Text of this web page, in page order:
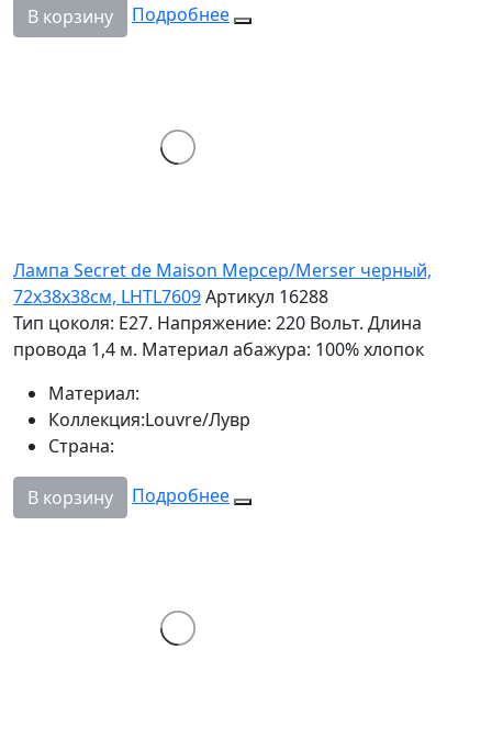
В корзину Подробнее
Лампа Secret de Maison Мерсер/Merser черный,
72х38х38см, LHTL7609Артикул 16288
Тип цоколя: Е27. Напряжение: 220 Вольт. Длина
провода 1,4 м. Материал абажура: 100% хлопок
Материал:
Коллекция:Louvre/Лувр
Страна:
В корзину Подробнее